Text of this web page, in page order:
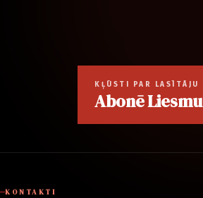
KĻŪSTI PAR LASĪTĀJU
Abonē Liesmu
KONTAKTI